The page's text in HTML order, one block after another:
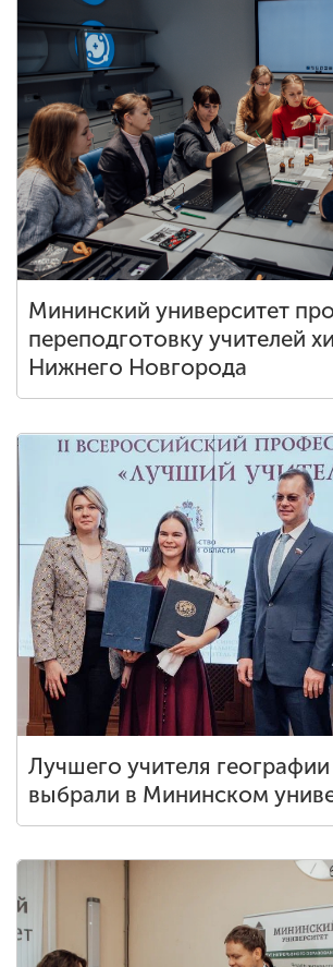
Мининский университет
переподготовку учителей
Нижнего Новгорода
Лучшего учителя
выбрали в Мининском